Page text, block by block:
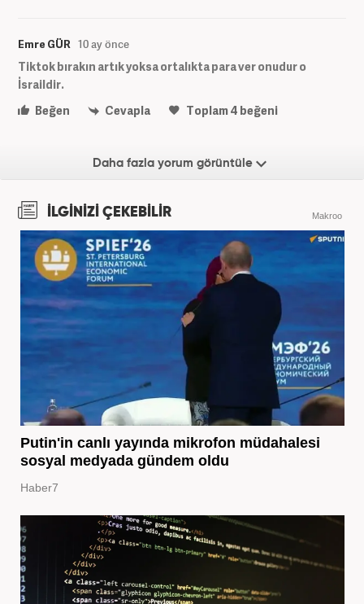
Emre GÜR 10 ay önce
Tiktok bırakın artık yoksa ortalıkta para ver onudur o
İsraildir.
Beğen
Cevapla Toplam4 beğeni
Daha fazla yorum görüntüle
İLGİNİZİ ÇEKEBİLİR Makroo
Putin'in canlı yayında mikrofon müdahalesi
sosyal medyada gündem oldu
Haber7